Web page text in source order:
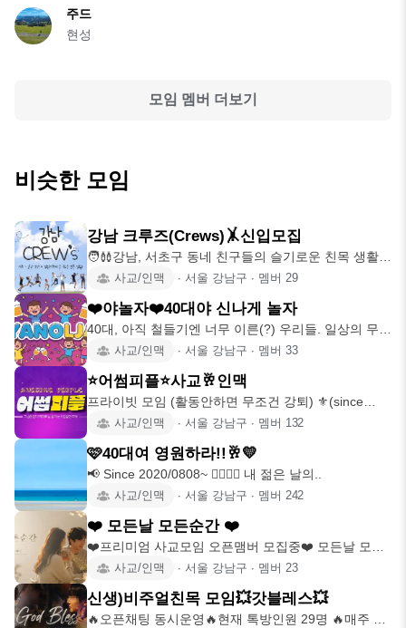
주드
현성
모임 멤버 더보기
비슷한 모임
강남 크루즈(Crews)🤸신입모집
🧑‍🩰강남, 서초구 동네 친구들의 슬기로운 친목 생활
☀️ 모임 소개
사교/인맥 ∙ 서울 강남구 ∙ 멤버 29
❤️야놀자❤️40대야 신나게 놀자
40대, 아직 철들기엔 너무 이른(?) 우리들. 일상의 무게
는 잠시 내려
사교/인맥 ∙ 서울 강남구 ∙ 멤버 33
⭐어썸피플⭐사교🥂인맥
프라이빗 모임 (활동안하면 무조건 강퇴) ⚜️(since
2017.09.사교/인맥 ∙ 서울 강남구 ∙ 멤버 132
🩷40대여 영원하라!!🥂💛
📢 Since 2020/0808~ 👩‍❤️‍💋‍👨 내 젊은 날의..
사교/인맥 ∙ 서울 강남구 ∙ 멤버 242
❤️ 모든날 모든순간 ❤️
❤️프리미엄 사교모임 오픈맴버 모집중❤️ 모든날 모든
순간 함께 웃을수
사교/인맥 ∙ 서울 강남구 ∙ 멤버 23
신생)비주얼친목 모임💥갓블레스💥
🔥오픈채팅 동시운영🔥현재 톡방인원 29명 🔥매주 벙